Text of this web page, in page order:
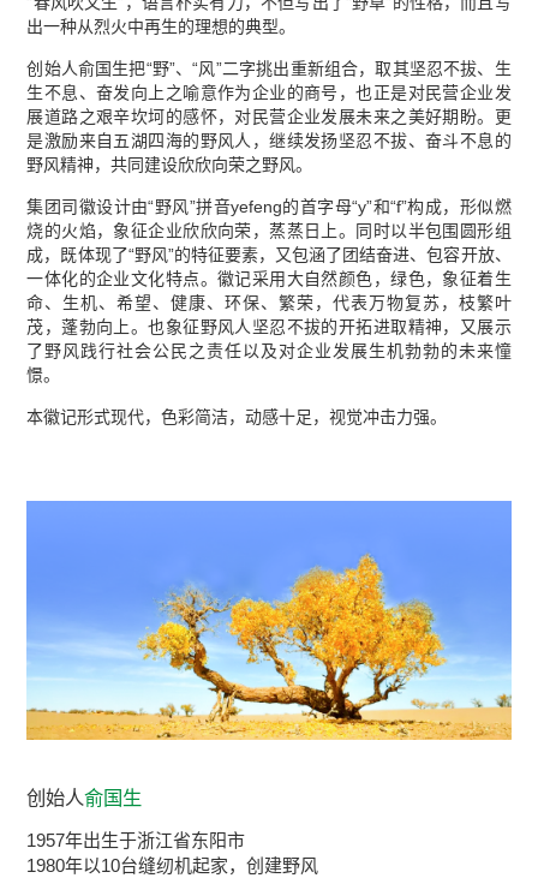
出一种从烈火中再生的理想的典型。
创始人俞国生把“野”、“风”二字挑出重新组合，取其坚忍不拔、生
生不息、奋发向上之喻意作为企业的商号，也正是对民营企业发
展道路之艰辛坎坷的感怀，对民营企业发展未来之美好期盼。更
是激励来自五湖四海的野风人，继续发扬坚忍不拔、奋斗不息的
野风精神，共同建设欣欣向荣之野风。
集团司徽设计由“野风”拼音yefeng的首字母“y”和“f”构成，形似燃
烧的火焰，象征企业欣欣向荣，蒸蒸日上。同时以半包围圆形组
成，既体现了“野风”的特征要素，又包涵了团结奋进、包容开放、
一体化的企业文化特点。徽记采用大自然颜色，绿色，象征着生
命、生机、希望、健康、环保、繁荣，代表万物复苏，枝繁叶
茂，蓬勃向上。也象征野风人坚忍不拔的开拓进取精神，又展示
了野风践行社会公民之责任以及对企业发展生机勃勃的未来憧
憬。
本徽记形式现代，色彩简洁，动感十足，视觉冲击力强。
创始人俞国生
1957年出生于浙江省东阳市
1980年以10台缝纫机起家，创建野风